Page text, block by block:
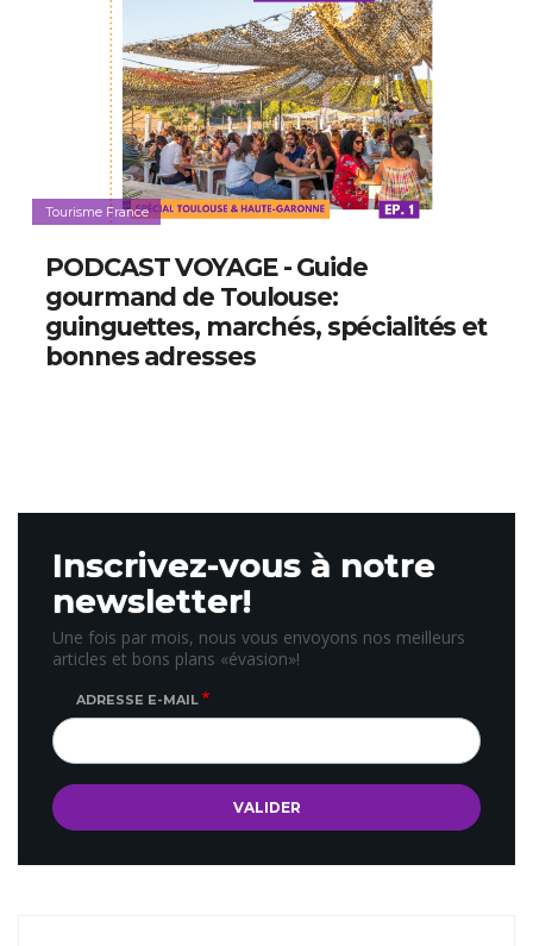
Tourisme France
PODCAST VOYAGE - Guide
gourmand de Toulouse:
guinguettes, marchés, spécialités et
bonnes adresses
Inscrivez-vous à notre
newsletter!
Une fois par mois, nous vous envoyons nos meilleurs
articles et bons plans «évasion»!
ADRESSE E-MAIL